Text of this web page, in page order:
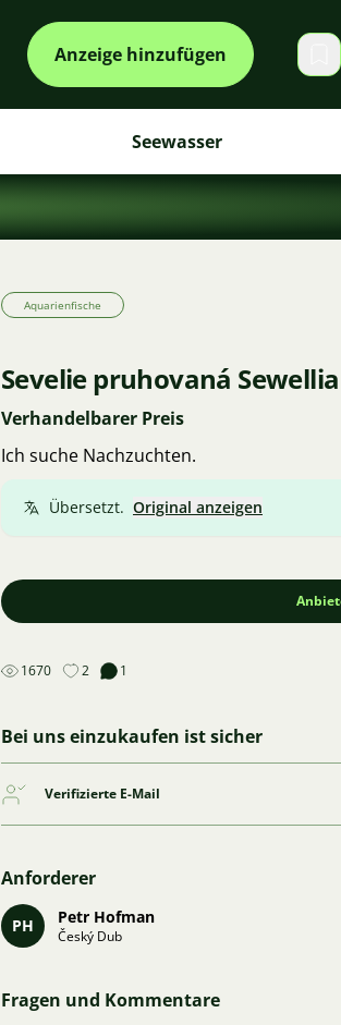
Anzeige hinzufügen
Seewasser
Aquarienfische
Sevelie pruhovaná
Verhandelbarer Preis
Ich suche Nachzuchten.
Übersetzt. Original anzeigen
1670 2 1
Bei uns einzukaufen ist sicher
Verifizierte E-Mail
Anforderer
PH Petr Hofman
Český Dub
Fragen und Kommentare